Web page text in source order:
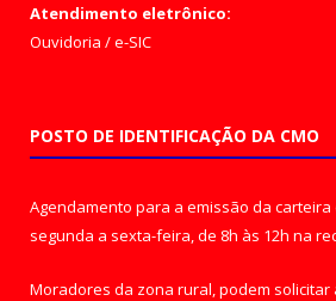
Atendimento eletrônico:
Ouvidoria /e-SIC
POSTO DE IDENTIFICAÇÃO DA CMO
Agendamento para a emissão da
segunda a sexta-feira, de 8h às 12h na
Moradores da zona rural, podem solicitar